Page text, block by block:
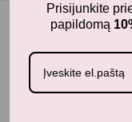
Jums
Prisijunkite
papildomą